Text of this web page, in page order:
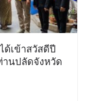
ด้เข้าสวัสดีปี
านปลัดจังหวัด